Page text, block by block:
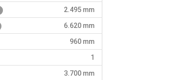
2.495 mm
6.620 mm
960 mm
1
3.700 mm